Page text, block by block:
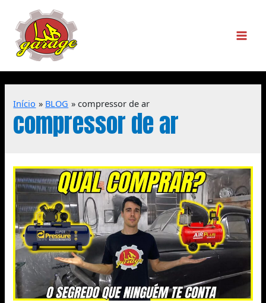
Início BLOG compressor de ar
compressor de ar